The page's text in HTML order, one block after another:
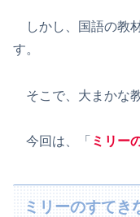
しかし、国語の教
す。
そこで、大まかな
今回は、「 ミリー
ミリーのすてき